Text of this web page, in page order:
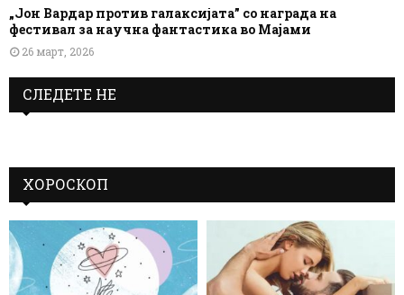
„Јон Вардар против галаксијата” со награда на
фестивал за научна фантастика во Мајами
26 март, 2026
СЛЕДЕТЕ НЕ
ХОРОСКОП